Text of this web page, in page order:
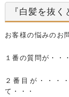
『白髪を抜
お客様の悩みのお
１番の質問が・・
２番目が・・・
て・・・